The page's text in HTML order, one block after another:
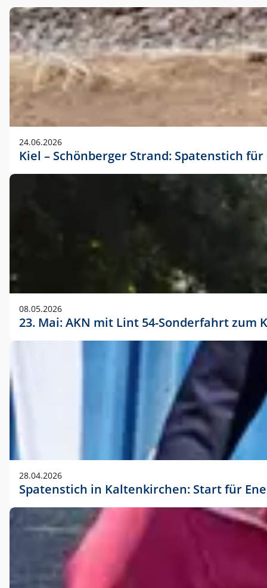
24.06.2026
Kiel – Schönberger Strand: Spatenstich
08.05.2026
23. Mai: AKN mit Lint 54-Sonderfahrt
28.04.2026
Spatenstich in Kaltenkirchen: Start für